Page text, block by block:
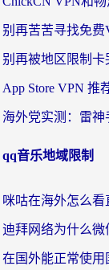
qq音乐地域限制